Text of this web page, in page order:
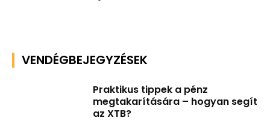
VENDÉGBEJEGYZÉSEK
Praktikus tippek a pénz
megtakarítására – hogyan segít
az XTB?